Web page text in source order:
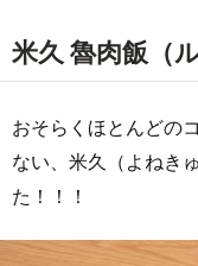
米久 魯肉飯（
おそらくほとんどの
ない、米久（よねき
た！！！